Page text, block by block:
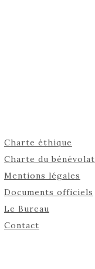
Charte éthique
Charte du bénévolat
Mentions légales
Documents officiels
Le Bureau
Contact